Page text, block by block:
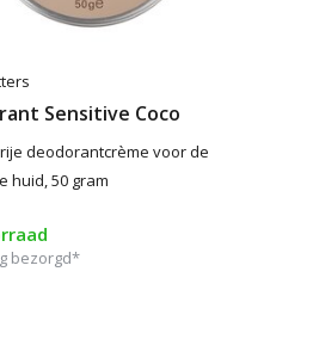
Sensitive Coco
deodorantcrème voor de
huid, 50 gram
bezorgd*